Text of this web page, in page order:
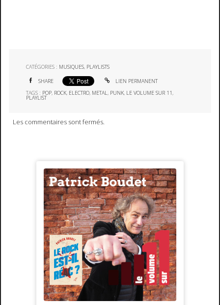
CATÉGORIES : MUSIQUES, PLAYLISTS
SHARE
LIEN PERMANENT
TAGS : POP, ROCK, ELECTRO, METAL , PUNK, LE VOLUME SUR 11 ,
PLAYLIST
Les commentaires sont fermés.